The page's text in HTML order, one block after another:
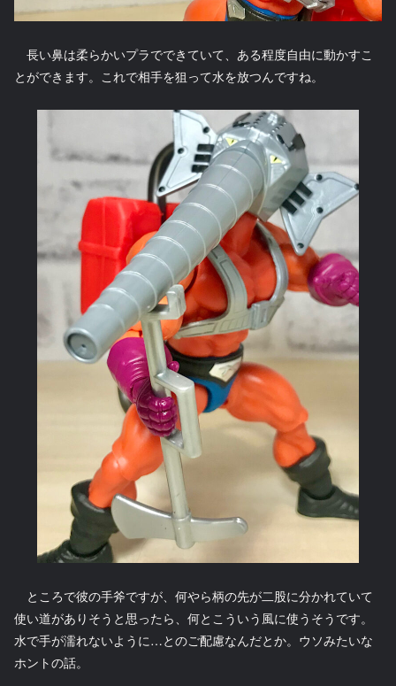
長い鼻は柔らかいプラでできていて、ある程度自由に動かすこ
とができます。これで相手を狙って水を放つんですね。
ところで彼の手斧ですが、何やら柄の先が二股に分かれていて
使い道がありそうと思ったら、何とこういう風に使うそうです。
水で手が濡れないように…とのご配慮なんだとか。ウソみたいな
ホントの話。